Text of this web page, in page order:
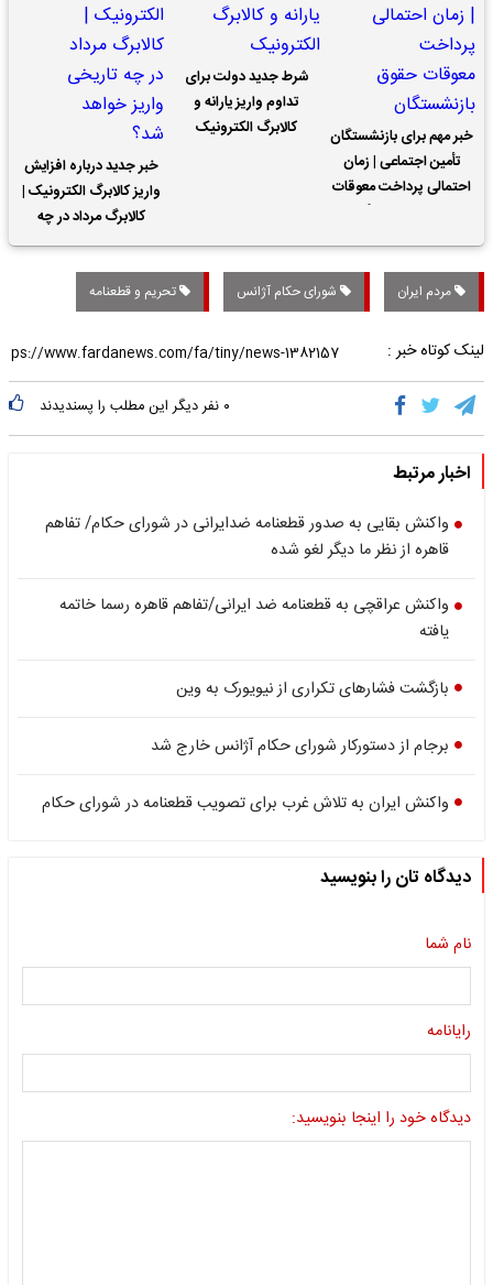
خبر مهم برای بازنشستگان
تأمین اجتماعی | زمان
احتمالی پرداخت معوقات
شرط جدید دولت برای
تداوم واریز یارانه و
کالابرگ الکترونیک
خبر جدید درباره افزایش
واریز کالابرگ الکترونیک |
کالابرگ مرداد در چه
تاریخی واریز خواهد شد؟
مردم ایران شورای حکام آژانس تحریم‌ و قطعنامه‌
لینک کوتاه خبر :
۰ نفر دیگر این مطلب را پسندیدند
اخبار مرتبط
واکنش بقایی به صدور قطعنامه ضدایرانی در شورای حکام/ تفاهم
قاهره از نظر ما دیگر لغو شده
واکنش عراقچی به قطعنامه ضد ایرانی/تفاهم قاهره رسما خاتمه
یافته
بازگشت فشارهای تکراری از نیویورک به وین
برجام از دستورکار شورای حکام آژانس خارج شد
واکنش ایران به تلاش غرب برای تصویب قطعنامه در شورای حکام
دیدگاه تان را بنویسید
نام شما
رایانامه
دیدگاه خود را اینجا بنویسید: